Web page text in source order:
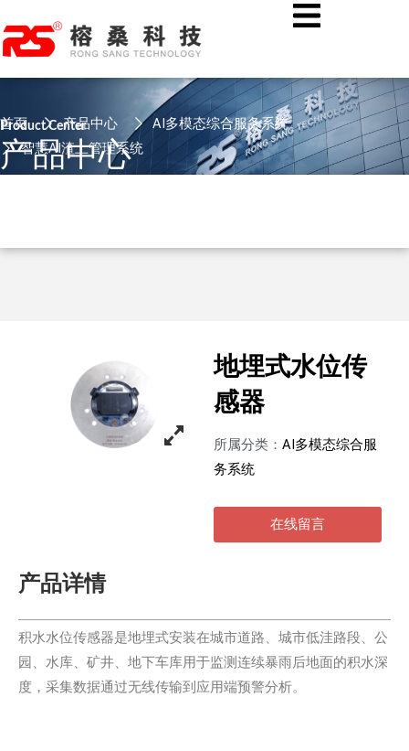
至
内
Product Center
产品中心
首页 产品中心
AI多模态综合服务系统
智慧AI渣土管理系统
地埋式水位传
感器
所属分类： AI多模态综合服
务系统
在线留言
产品详情
积水水位传感器是地埋式安装在城市道路、城市低洼路段、公
园、水库、矿井、地下车库用于监测连续暴雨后地面的积水深
度，采集数据通过无线传输到应用端预警分析。